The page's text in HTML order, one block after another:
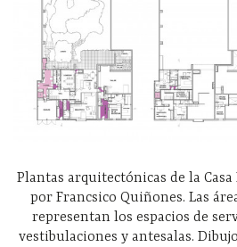
Plantas arquitectónicas de la
por Francsico Quiñones. Las
representan los espacios de
vestibulaciones y antesalas.